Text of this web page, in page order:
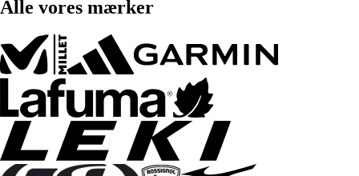
Alle vores mærker